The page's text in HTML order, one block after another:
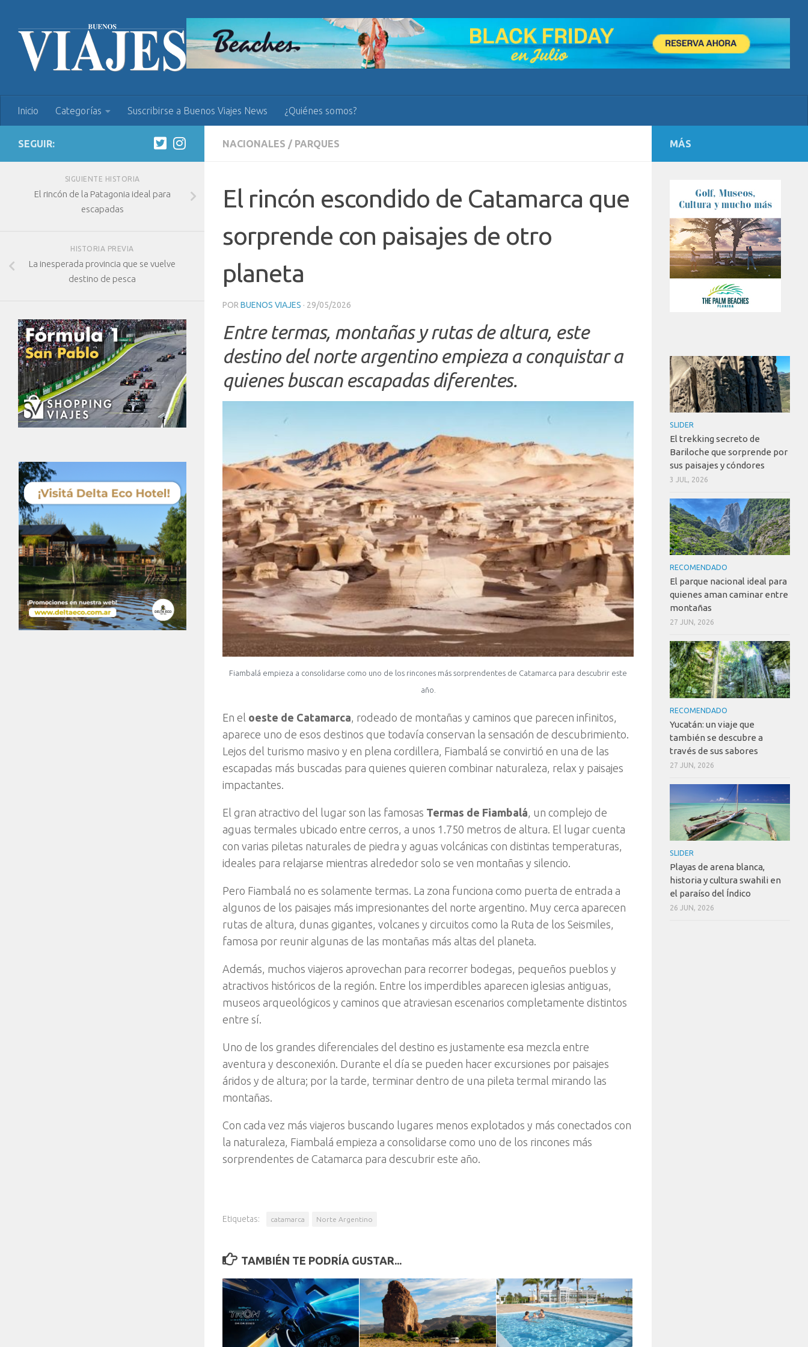
Inicio Categorías Suscribirse a Buenos Viajes News ¿Quiénes somos?
NACIONALES / PARQUES
El rincón escondido de Catamarca que
sorprende con paisajes de otro
planeta
POR BUENOS VIAJES · 29/05/2026
Entre termas, montañas y rutas de altura, este
destino del norte argentino empieza a conquistar a
quienes buscan escapadas diferentes.
Fiambalá empieza a consolidarse como uno de los rincones más sorprendentes de Catamarca para descubrir este
año.
En el oeste de Catamarca, rodeado de montañas y caminos que parecen infinitos,
aparece uno de esos destinos que todavía conservan la sensación de descubrimiento.
Lejos del turismo masivo y en plena cordillera, Fiambalá se convirtió en una de las
escapadas más buscadas para quienes quieren combinar naturaleza, relax y paisajes
impactantes.
El gran atractivo del lugar son las famosas Termas de Fiambalá, un complejo de
aguas termales ubicado entre cerros, a unos 1.750 metros de altura. El lugar cuenta
con varias piletas naturales de piedra y aguas volcánicas con distintas temperaturas,
ideales para relajarse mientras alrededor solo se ven montañas y silencio.
Pero Fiambalá no es solamente termas. La zona funciona como puerta de entrada a
algunos de los paisajes más impresionantes del norte argentino. Muy cerca aparecen
rutas de altura, dunas gigantes, volcanes y circuitos como la Ruta de los Seismiles,
famosa por reunir algunas de las montañas más altas del planeta.
Además, muchos viajeros aprovechan para recorrer bodegas, pequeños pueblos y
atractivos históricos de la región. Entre los imperdibles aparecen iglesias antiguas,
museos arqueológicos y caminos que atraviesan escenarios completamente distintos
entre sí.
Uno de los grandes diferenciales del destino es justamente esa mezcla entre
aventura y desconexión. Durante el día se pueden hacer excursiones por paisajes
áridos y de altura; por la tarde, terminar dentro de una pileta termal mirando las
montañas.
Con cada vez más viajeros buscando lugares menos explotados y más conectados con
la naturaleza, Fiambalá empieza a consolidarse como uno de los rincones más
sorprendentes de Catamarca para descubrir este año.
Etiquetas: catamarca Norte Argentino
TAMBIÉN TE PODRÍA GUSTAR...
SEGUIR:
SIGUIENTE HISTORIA
El rincón de la Patagonia ideal para
escapadas
HISTORIA PREVIA
La inesperada provincia que se vuelve
destino de pesca
MÁS
SLIDER
El trekking secreto de
Bariloche que sorprende por
sus paisajes y cóndores
3 JUL, 2026
RECOMENDADO
El parque nacional ideal para
quienes aman caminar entre
montañas
27 JUN, 2026
RECOMENDADO
Yucatán: un viaje que
también se descubre a
través de sus sabores
27 JUN, 2026
SLIDER
Playas de arena blanca,
historia y cultura swahili en
el paraíso del Índico
26 JUN, 2026